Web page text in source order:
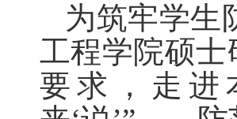
为筑牢学生
工程学院硕士
要求，走进